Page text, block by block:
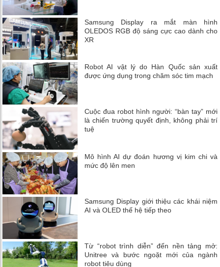
Samsung Display ra mắt màn hình
OLEDOS RGB độ sáng cực cao dành cho
XR
Robot AI vật lý do Hàn Quốc sản xuất
được ứng dụng trong chăm sóc tim mạch
Cuộc đua robot hình người: “bàn tay” mới
là chiến trường quyết định, không phải trí
tuệ
Mô hình AI dự đoán hương vị kim chi và
mức độ lên men
Samsung Display giới thiệu các khái niệm
AI và OLED thế hệ tiếp theo
Từ “robot trình diễn” đến nền tảng mở:
Unitree và bước ngoặt mới của ngành
robot tiêu dùng